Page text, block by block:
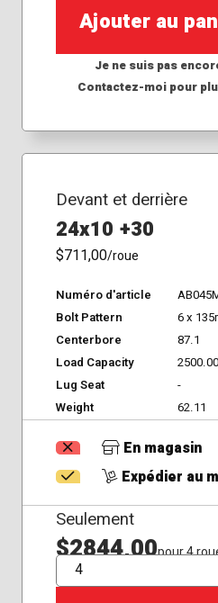
Ajouter au
Je ne suis pas
Contactez-moi pour
Devant et derrière
24x10 +30
$711,00/roue
Numéro d'article
Bolt Pattern
6 x
Centerbore
87.1
Load Capacity
2500.00
Lug Seat
-
Weight
62.11
En magasin
Expédier au
Seulement
$2844,00pour 4
QTÉ